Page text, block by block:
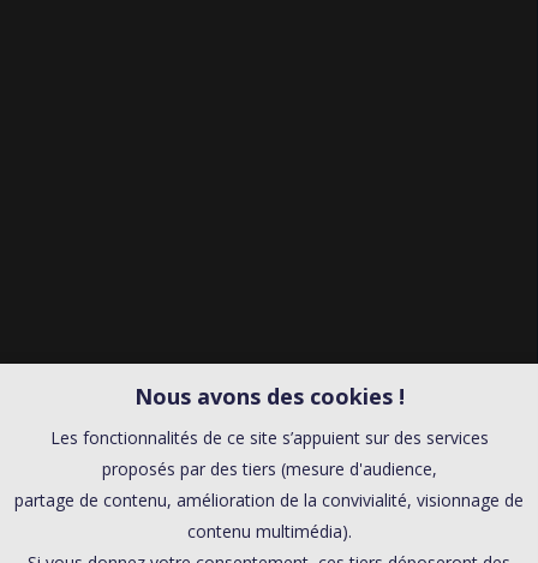
Nous avons des cookies !
Les fonctionnalités de ce site s’appuient sur des services
proposés par des tiers (mesure d'audience,
partage de contenu, amélioration de la convivialité, visionnage de
contenu multimédia).